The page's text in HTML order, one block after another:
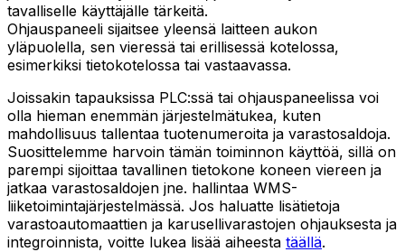
tavalliselle käyttäjälle tärkeitä.
Ohjauspaneeli sijaitsee yleensä laitteen aukon
yläpuolella, sen vieressä tai erillisessä kotelossa,
esimerkiksi tietokotelossa tai vastaavassa.
Joissakin tapauksissa PLC:ssä tai ohjauspaneelissa voi
olla hieman enemmän järjestelmätukea, kuten
mahdollisuus tallentaa tuotenumeroita ja varastosaldoja.
Suosittelemme harvoin tämän toiminnon käyttöä, sillä on
parempi sijoittaa tavallinen tietokone koneen viereen ja
jatkaa varastosaldojen jne. hallintaa WMS-
liiketoimintajärjestelmässä. Jos haluatte lisätietoja
varastoautomaattien ja karusellivarastojen ohjauksesta ja
integroinnista, voitte lukea lisää aiheesta täällä.